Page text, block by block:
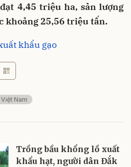
4,45 triệu ha, sản lượng
khoảng 25,56 triệu tấn.
khẩu gạo
Việt Nam
Trồng bầu khổng lồ xuất
khẩu hạt, người dân Đắk